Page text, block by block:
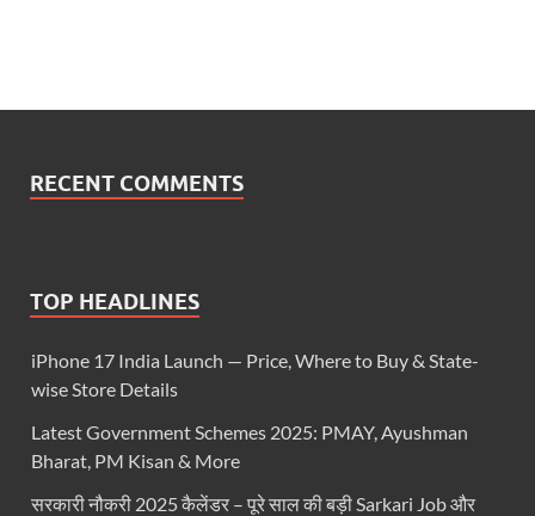
RECENT COMMENTS
TOP HEADLINES
iPhone 17 India Launch — Price, Where to Buy & State-
wise Store Details
Latest Government Schemes 2025: PMAY, Ayushman
Bharat, PM Kisan & More
सरकारी नौकरी 2025 कैलेंडर – पूरे साल की बड़ी Sarkari Job और